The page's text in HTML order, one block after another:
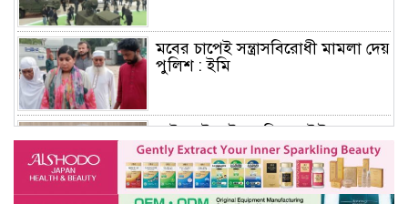
মবের চাপেই সন্ত্রাসবিরোধী মামলা দেয়
পুলিশ : ইমি
মাইলস্টোন ট্র্যাজেডি: ড. ইউনূসসহ ১৬
জনের বিরুদ্ধে মামলার আবেদন খারিজ